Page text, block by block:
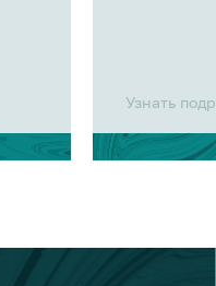
Узнать